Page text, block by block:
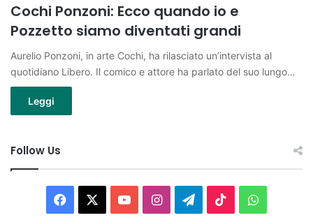
Cochi Ponzoni: Ecco quando io e
Pozzetto siamo diventati grandi
Aurelio Ponzoni, in arte Cochi, ha rilasciato un’intervista al
quotidiano Libero. Il comico e attore ha parlato del suo lungo…
Leggi
Follow Us
Facebook You InstagramTelegram
TikTok